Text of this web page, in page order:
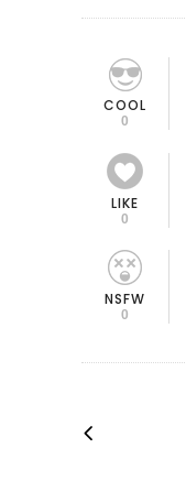
COOL
0
LIKE
0
NSFW
0